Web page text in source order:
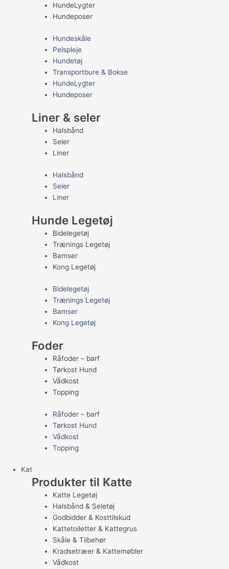
HundeLygter
Hundeposer
Hundeskåle
Pelspleje
Hundetøj
Transportbure & Bokse
HundeLygter
Hundeposer
Liner & seler
Halsbånd
Seler
Liner
Halsbånd
Seler
Liner
Hunde Legetøj
Bidelegetøj
Trænings Legetøj
Bamser
Kong Legetøj
Bidelegetøj
Trænings Legetøj
Bamser
Kong Legetøj
Foder
Råfoder – barf
Tørkost Hund
Vådkost
Topping
Råfoder – barf
Tørkost Hund
Vådkost
Topping
Kat
Produkter til Katte
Katte Legetøj
Halsbånd & Seletøj
Godbidder & Kosttilskud
Kattetoiletter & Kattegrus
Skåle & Tilbehør
Kradsetræer & Kattemøbler
Vådkost